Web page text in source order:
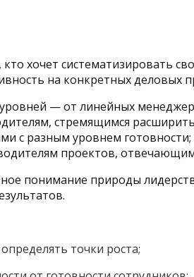
хочет систематизировать
на конкретных деловых
— от линейных
стремящимся
с разным уровнем
проектов,
понимание природы
точки роста;